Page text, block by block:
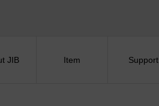
JIB Item Support